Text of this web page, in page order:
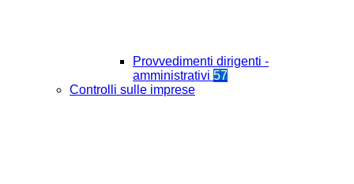
Provvedimenti dirigenti -
amministrativi 57
Controlli sulle imprese